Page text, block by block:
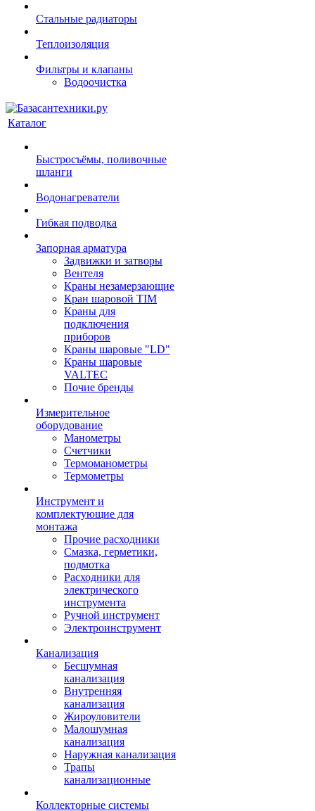
Стальные радиаторы
Теплоизоляция
Фильтры и клапаны
Водоочистка
Каталог
Быстросъёмы, поливочные
шланги
Водонагреватели
Гибкая подводка
Запорная арматура
Задвижки и затворы
Вентеля
Краны незамерзающие
Кран шаровой TIM
Краны для
подключения
приборов
Краны шаровые "LD"
Краны шаровые
VALTEC
Почие бренды
Измерительное
оборудование
Манометры
Счетчики
Термоманометры
Термометры
Инструмент и
комплектующие для
монтажа
Прочие расходники
Смазка, герметики,
подмотка
Расходники для
электрического
инструмента
Ручной инструмент
Электроинструмент
Канализация
Бесшумная
канализация
Внутренняя
канализация
Жироуловители
Малошумная
канализация
Наружная канализация
Трапы
канализационные
Коллекторные системы